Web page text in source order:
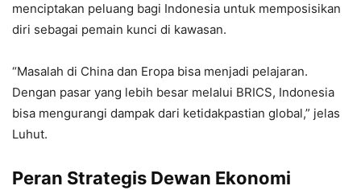
menciptakan peluang bagi Indonesia untuk memposisikan
diri sebagai pemain kunci di kawasan.
“Masalah di China dan Eropa bisa menjadi pelajaran.
Dengan pasar yang lebih besar melalui BRICS, Indonesia
bisa mengurangi dampak dari ketidakpastian global,” jelas
Luhut.
Peran Strategis Dewan Ekonomi